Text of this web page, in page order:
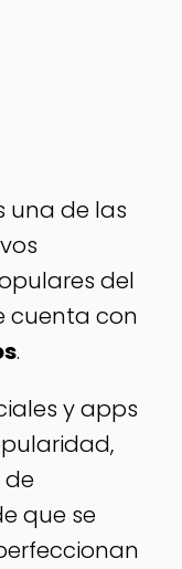
una de las
del
cuenta con
.
y apps
de
que se